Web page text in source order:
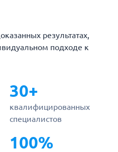
результатах,
подходе к
30+
квалифицированных
специалистов
100%